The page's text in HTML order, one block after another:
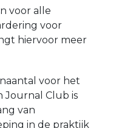
voor alle
voor
hiervoor meer
voor het
Journal Club is
van
in de praktijk